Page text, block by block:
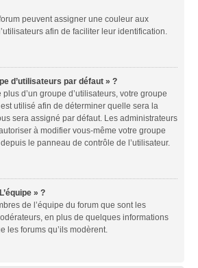
peuvent assigner une couleur aux
afin de faciliter leur identification.
d’utilisateurs par défaut » ?
d’un groupe d’utilisateurs, votre groupe
utilisé afin de déterminer quelle sera la
sera assigné par défaut. Les administrateurs
à modifier vous-même votre groupe
le panneau de contrôle de l’utilisateur.
» ?
de l’équipe du forum que sont les
en plus de quelques informations
les forums qu’ils modèrent.